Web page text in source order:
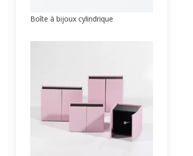
Boîte à bijoux cylindrique